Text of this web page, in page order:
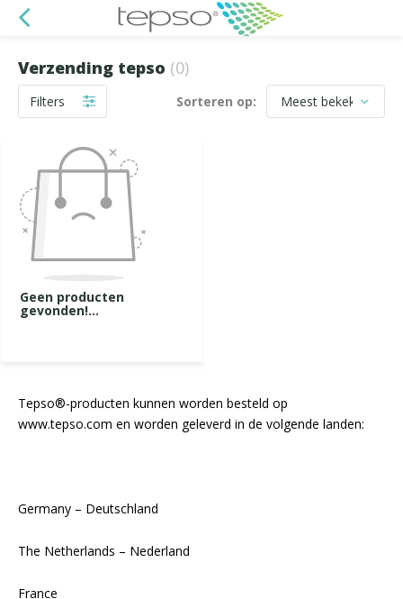
Verzending tepso (0)
Filters Sorteren op:
Geen producten
gevonden!...
Tepso®-producten kunnen worden besteld op
www.tepso.com en worden geleverd in de volgende landen:
Germany – Deutschland
The Netherlands – Nederland
France